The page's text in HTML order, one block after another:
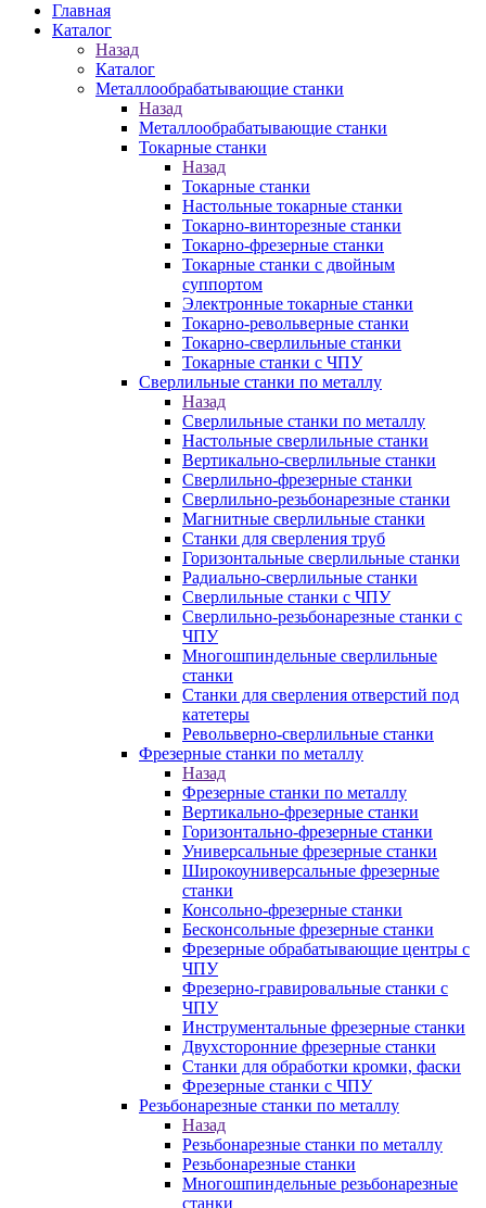
Главная
Каталог
Назад
Каталог
Металлообрабатывающие станки
Назад
Металлообрабатывающие станки
Токарные станки
Назад
Токарные станки
Настольные токарные станки
Токарно-винторезные станки
Токарно-фрезерные станки
Токарные станки с двойным
суппортом
Электронные токарные станки
Токарно-револьверные станки
Токарно-сверлильные станки
Токарные станки с ЧПУ
Сверлильные станки по металлу
Назад
Сверлильные станки по металлу
Настольные сверлильные станки
Вертикально-сверлильные станки
Сверлильно-фрезерные станки
Сверлильно-резьбонарезные станки
Магнитные сверлильные станки
Станки для сверления труб
Горизонтальные сверлильные станки
Радиально-сверлильные станки
Сверлильные станки с ЧПУ
Сверлильно-резьбонарезные станки с
ЧПУ
Многошпиндельные сверлильные
станки
Станки для сверления отверстий под
катетеры
Револьверно-сверлильные станки
Фрезерные станки по металлу
Назад
Фрезерные станки по металлу
Вертикально-фрезерные станки
Горизонтально-фрезерные станки
Универсальные фрезерные станки
Широкоуниверсальные фрезерные
станки
Консольно-фрезерные станки
Бесконсольные фрезерные станки
Фрезерные обрабатывающие центры с
ЧПУ
Фрезерно-гравировальные станки с
ЧПУ
Инструментальные фрезерные станки
Двухсторонние фрезерные станки
Станки для обработки кромки, фаски
Фрезерные станки с ЧПУ
Резьбонарезные станки по металлу
Назад
Резьбонарезные станки по металлу
Резьбонарезные станки
Многошпиндельные резьбонарезные
станки